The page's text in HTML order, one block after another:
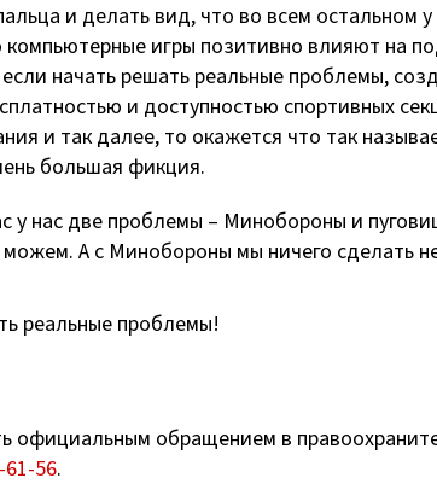
и делать вид, что во всем остальном у
игры позитивно влияют на
начать решать реальные проблемы,
и доступностью спортивных
и так далее, то окажется что так
большая фикция.
у нас две проблемы – Минобороны и
А с Минобороны мы ничего сделать
реальные проблемы!
официальным обращением в
61-56.